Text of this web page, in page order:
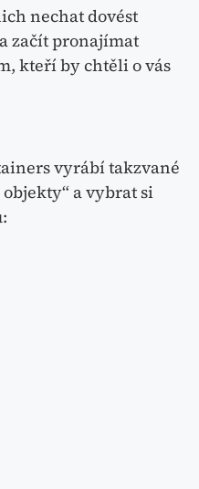
nechat dovést
začít pronajímat
kteří by chtěli o vás
vyrábí takzvané
a vybrat si